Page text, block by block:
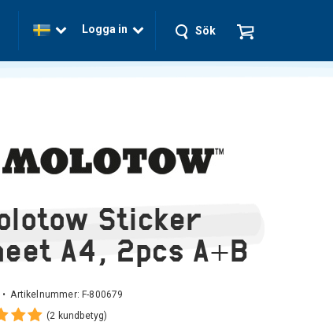
Logga in Sök
Sticker
A4, 2pcs A+B
Artikelnummer: F-800679
(2 kundbetyg)